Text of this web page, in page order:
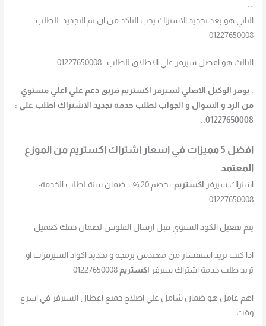
..
الثاني هو بعد تجديد الاشتراك يجب التاكد من ان تم التجديد للطلب :
01227650008
الثالث هو افضل سيرفر علي الاطلاق للطلب : 01227650008
. يوفر الوكيل الاصلي لسيرفر اكستريم فريق دعم علي اعلي مستوي
من الرد و السوال و الجواب لطلب خدمة تجديد الاشتراك اطلب علي :
01227650008..
افضل 5 مميزات في اسعار اشتراك اكستريم من الموزع
المعتمد
اشتراك سيرفر اكستريم
+خصم 20 % + ضمان سنة لطلب الخدمة:
01227650008
يتم تفعيل الكود السنوي قبل ارسال الفلوس لضمان حقك كعميل
اذا كنت تريد استفسار من مهندس برمجة و تجديد اكواد السيرفرات او
تريد طلب خدمة اشتراك سيرفر
اكستريم01227650008
اهم عامل هو ضمان شامل علي اصلاح جميع اعطال السيرفر في اسرع
وقت